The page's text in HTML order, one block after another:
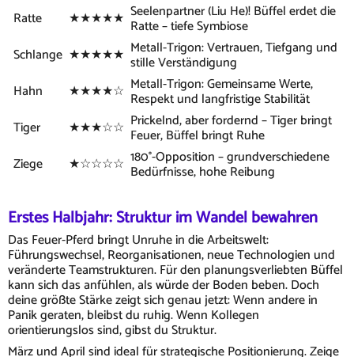
Ratte ★★★★★ Seelenpartner (Liu He)! Büffel erdet die
Ratte – tiefe Symbiose
Schlange ★★★★★ Metall-Trigon: Vertrauen, Tiefgang und
stille Verständigung
Hahn
★★★★☆ Metall-Trigon: Gemeinsame Werte,
Respekt und langfristige Stabilität
Tiger
★★★☆☆ Prickelnd, aber fordernd – Tiger bringt
Feuer, Büffel bringt Ruhe
Ziege
★☆☆☆☆ 180°-Opposition – grundverschiedene
Bedürfnisse, hohe Reibung
Erstes Halbjahr: Struktur im Wandel bewahren
Das Feuer-Pferd bringt Unruhe in die Arbeitswelt:
Führungswechsel, Reorganisationen, neue Technologien und
veränderte Teamstrukturen. Für den planungsverliebten Büffel
kann sich das anfühlen, als würde der Boden beben. Doch
deine größte Stärke zeigt sich genau jetzt: Wenn andere in
Panik geraten, bleibst du ruhig. Wenn Kollegen
orientierungslos sind, gibst du Struktur.
März und April sind ideal für strategische Positionierung. Zeige